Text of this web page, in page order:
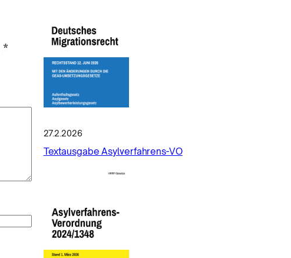
*
27.2.2026
Textausgabe Asylverfahrens-VO